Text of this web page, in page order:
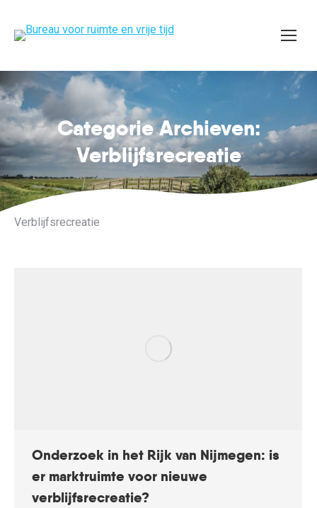
Categorie Archieven:
Verblijfsrecreatie
Je bent hier:
Verblijfsrecreatie
Onderzoek in het Rijk van Nijmegen: is
er marktruimte voor nieuwe
verblijfsrecreatie?